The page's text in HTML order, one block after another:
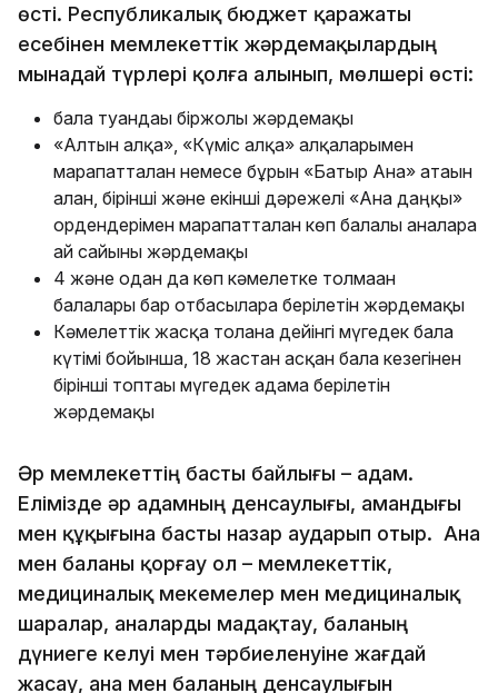
өсті. Республикалық бюджет қаражаты
есебінен мемлекеттік жәрдемақылардың
мынадай түрлері қолға алынып, мөлшері өсті:
бала туғандағы біржолғы жәрдемақы
«Алтын алқа», «Күміс алқа» алқаларымен
марапатталған немесе бұрын «Батыр Ана» атағын
алған, бірінші және екінші дәрежелі «Ана даңқы»
ордендерімен марапатталған көп балалы аналарға
ай сайынғы жәрдемақы
4 және одан да көп кәмелетке толмаған
балалары бар отбасыларға берілетін жәрдемақы
Кәмелеттік жасқа толғанға дейінгі мүгедек бала
күтімі бойынша, 18 жастан асқан бала кезегінен
бірінші топтағы мүгедек адамға берілетін
жәрдемақы
Әр мемлекеттің басты байлығы – адам.
Елімізде әр адамның денсаулығы, амандығы
мен құқығына басты назар аударып отыр. Ана
мен баланы қорғау ол – мемлекеттік,
медициналық мекемелер мен медициналық
шаралар, аналарды мадақтау, баланың
дүниеге келуі мен тәрбиеленуіне жағдай
жасау, ана мен баланың денсаулығын